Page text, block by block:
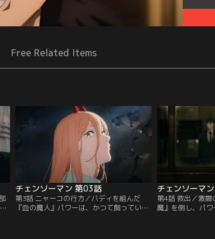
Free Related Items
チェンソーマン 第03話
第3話 ニャーコの行方／バディを組んだ
『血の魔人』パワーは、かつて飼っていた
チェンソーマ
第4話 救出／激
魔』を倒し、パ